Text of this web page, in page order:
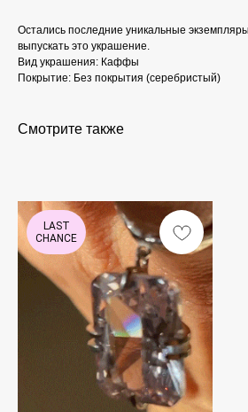
Остались последние уникальные
выпускать это украшение.
Вид украшения: Каффы
Покрытие: Без покрытия (серебристый)
Смотрите также
LAST
CHANCE